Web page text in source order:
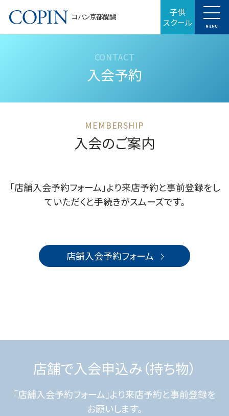
コパン京都醍醐 子供
スクール MENU
入会予約
入会のご案内
「店舗入会予約フォーム」より来店予約と事前登録をし
ていただくと手続きがスムーズです。
店舗入会予約フォーム
店舗で入会申込み（持ち物）
「店舗入会予約フォーム」より来店予約と事前登録を
お願いします。